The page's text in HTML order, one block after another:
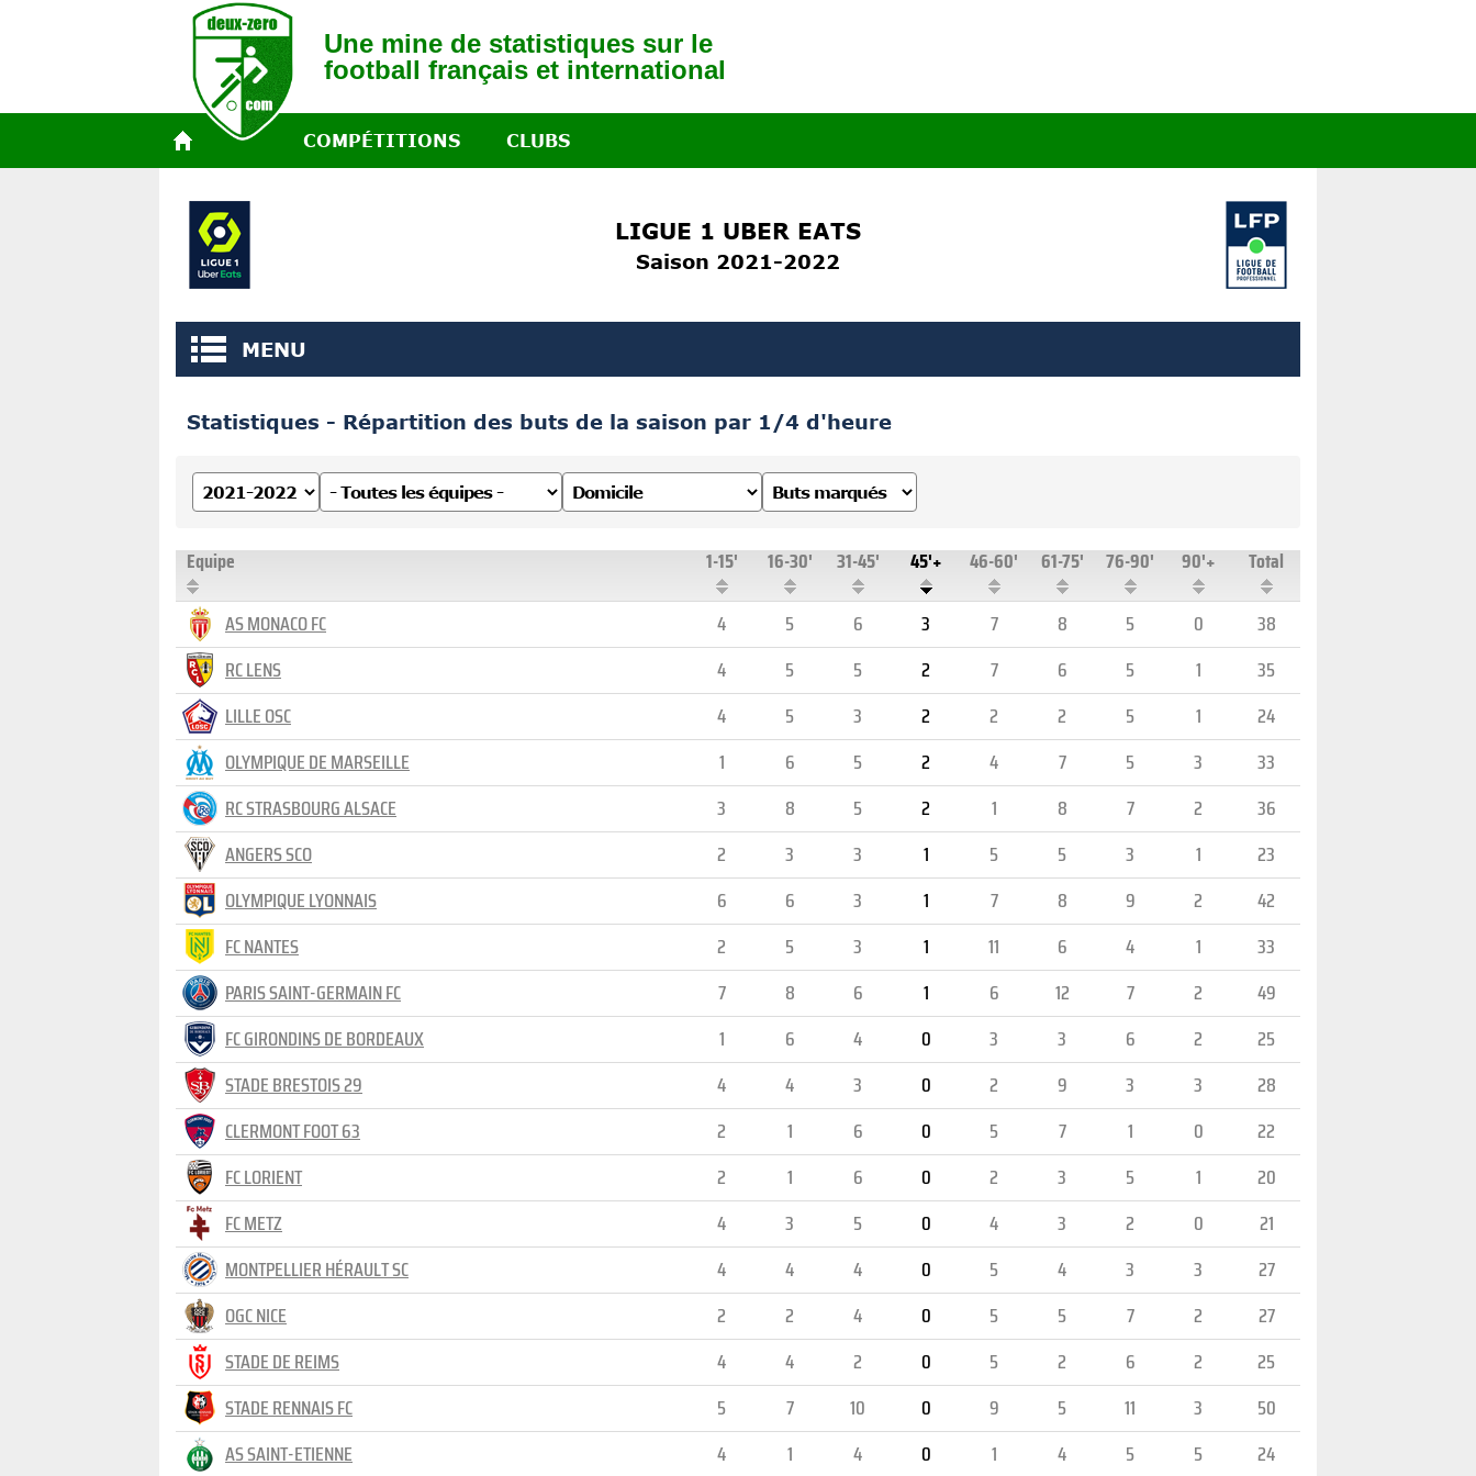
Une mine de statistiques sur le
football français et international
COMPÉTITIONS CLUBS
LIGUE 1 UBER EATS
Saison 2021-2022
MENU
Statistiques - Répartition des buts de la saison par 1/4 d'heure
Equipe
AS MONACO FC
RC LENS
LILLE OSC
OLYMPIQUE DE MARSEILLE
RC STRASBOURG ALSACE
ANGERS SCO
OLYMPIQUE LYONNAIS
FC NANTES
PARIS SAINT-GERMAIN FC
FC GIRONDINS DE BORDEAUX
STADE BRESTOIS 29
CLERMONT FOOT 63
FC LORIENT
FC METZ
MONTPELLIER HÉRAULT SC
OGC NICE
STADE DE REIMS
STADE RENNAIS FC
AS SAINT-ETIENNE
1-15' 16-30' 31-45' 45'+ 46-60' 61-75' 76-90' 90'+ Total
4 5 6 3 7 8 5 0
38
4
5 5 2 7 6 5 1
35
4
5 3 2 2 2 5 1
24
1
6 5 2 4 7 5 3
33
3
8 5 2 1 8 7 2
36
2
3 3 1 5 5 3 1
23
6
6 3 1 7 8 9 2
42
2
5 3 1 11 6 4 1
33
7
8 6 1 6 12 7 2
49
1
6 4 0 3 3 6 2
25
4
4 3 0 2 9 3 3
28
2
1 6 0 5 7 1 0
22
2
1 6 0 2 3 5 1
20
4
3 5 0 4 3 2 0
21
4
4 4 0 5 4 3 3
27
2
2 4 0 5 5 7 2
27
4
4 2 0 5 2 6 2
25
5
7 10 0 9 5 11 3
50
4
1 4 0 1 4 5 5 24